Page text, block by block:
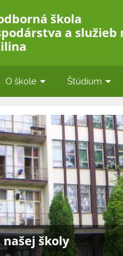
škola
a služieb
O škole Štúdium
školy